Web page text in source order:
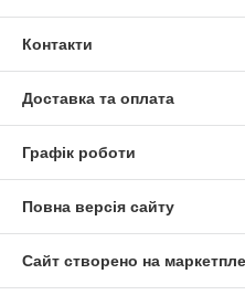
Контакти
Доставка та оплата
Графік роботи
Повна версія сайту
Сайт створено на